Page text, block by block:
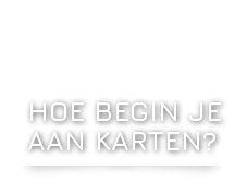
HOE BEGIN JE
AAN KARTEN?